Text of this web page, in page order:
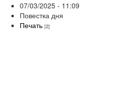
07/03/2025 - 11:09
Повестка дня
Печать [2]